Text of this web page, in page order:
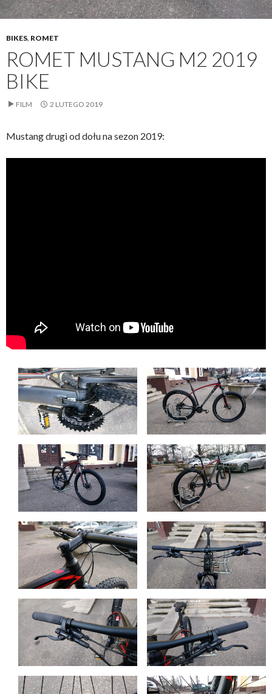
BIKES, ROMET
ROMET MUSTANG M2 2019
BIKE
FILM 2 LUTEGO 2019
Mustang drugi od dołu na sezon 2019: